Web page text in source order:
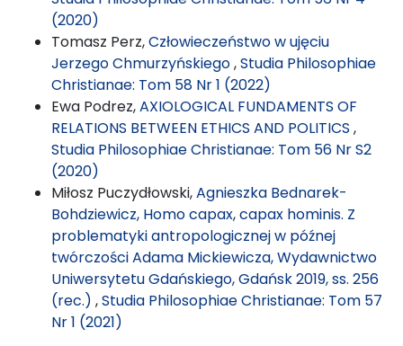
(2020)
Tomasz Perz,Człowieczeństwo w ujęciu
Jerzego Chmurzyńskiego,Studia Philosophiae
Christianae: Tom 58 Nr 1 (2022)
Ewa Podrez,AXIOLOGICAL FUNDAMENTS OF
RELATIONS BETWEEN ETHICS AND POLITICS ,
Studia Philosophiae Christianae: Tom 56 Nr S2
(2020)
Miłosz Puczydłowski,Agnieszka Bednarek-
Bohdziewicz, Homo capax, capax hominis. Z
problematyki antropologicznej w późnej
twórczości Adama Mickiewicza, Wydawnictwo
Uniwersytetu Gdańskiego, Gdańsk 2019, ss. 256
(rec.) ,Studia Philosophiae Christianae: Tom 57
Nr 1 (2021)